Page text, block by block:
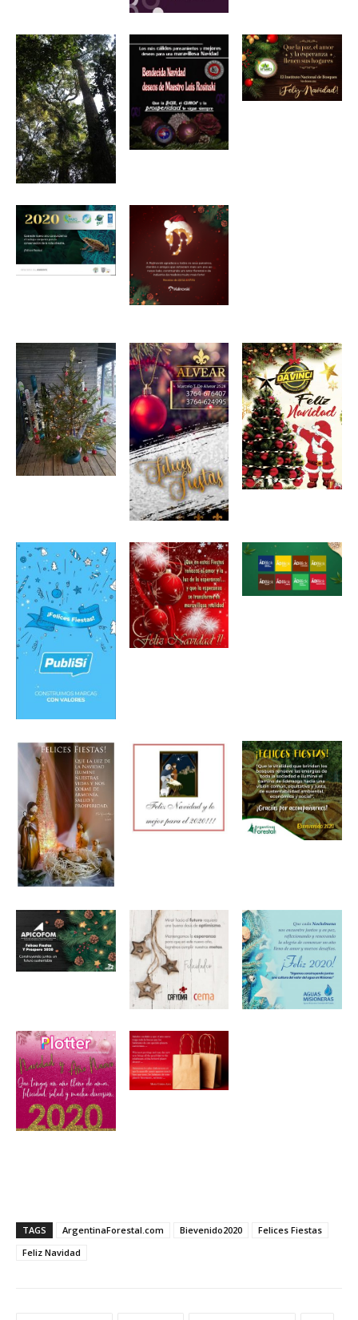
TAGS ArgentinaForestal.com Bievenido2020
Felices Fiestas
Feliz Navidad